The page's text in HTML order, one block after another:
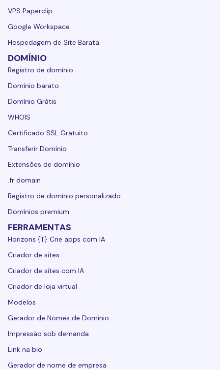
VPS Paperclip
Google Workspace
Hospedagem de Site Barata
DOMÍNIO
Registro de domínio
Domínio barato
Domínio Grátis
WHOIS
Certificado SSL Gratuito
Transferir Domínio
Extensões de domínio
.fr domain
Registro de domínio personalizado
Domínios premium
FERRAMENTAS
Horizons {'|'} Crie apps com IA
Criador de sites
Criador de sites com IA
Criador de loja virtual
Modelos
Gerador de Nomes de Domínio
Impressão sob demanda
Link na bio
Gerador de nome de empresa